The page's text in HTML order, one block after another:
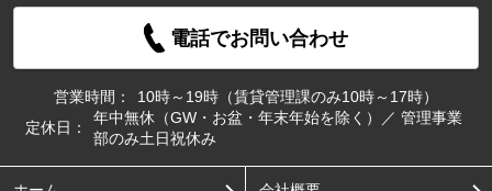
電話でお問い合わせ
営業時間：
10時～19時（賃貸管理課のみ10時～17時）
定休日：
年中無休（GW・お盆・年末年始を除く）／ 管理事業
部のみ土日祝休み